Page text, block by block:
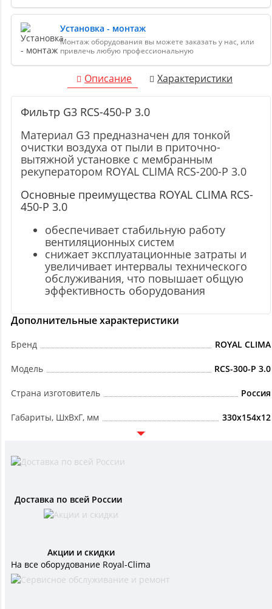
Установка - монтаж
Монтаж оборудования вы можете заказать у нас, или
привлечь любую профессиональную
Описание Характеристики
Фильтр G3 RCS-450-P 3.0
Материал G3 предназначен для тонкой
очистки воздуха от пыли в приточно-
вытяжной установке с мембранным
рекуператором ROYAL CLIMA RCS-200-P 3.0
Основные преимущества ROYAL CLIMA RCS-
450-P 3.0
обеспечивает стабильную работу
вентиляционных систем
снижает эксплуатационные затраты и
увеличивает интервалы технического
обслуживания, что повышает общую
эффективность оборудования
Дополнительные характеристики
Бренд ROYAL CLIMA
Модель RCS-300-P 3.0
Страна изготовитель Россия
Габариты, ШxВxГ, мм 330x154x12
Доставка по всей России
Акции и скидки
На все оборудование Royal-Clima